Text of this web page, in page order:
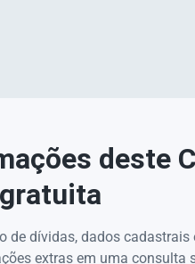
deste
de dívidas, dados cadastrais
extras em uma consulta